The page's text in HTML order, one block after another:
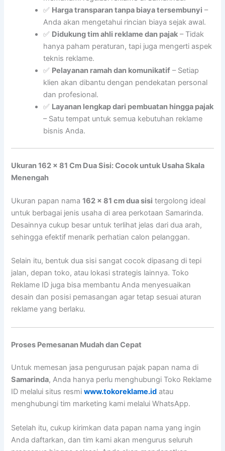
✅ Harga transparan tanpa biaya tersembunyi –
Anda akan mengetahui rincian biaya sejak awal.
✅ Didukung tim ahli reklame dan pajak – Tidak
hanya paham peraturan, tapi juga mengerti aspek
teknis reklame.
✅ Pelayanan ramah dan komunikatif – Setiap
klien akan dibantu dengan pendekatan personal
dan profesional.
✅ Layanan lengkap dari pembuatan hingga pajak
– Satu tempat untuk semua kebutuhan reklame
bisnis Anda.
Ukuran 162 x 81 Cm Dua Sisi: Cocok untuk Usaha Skala
Menengah
Ukuran papan nama162 x 81 cm dua sisi tergolong ideal
untuk berbagai jenis usaha di area perkotaan Samarinda.
Desainnya cukup besar untuk terlihat jelas dari dua arah,
sehingga efektif menarik perhatian calon pelanggan.
Selain itu, bentuk dua sisi sangat cocok dipasang di tepi
jalan, depan toko, atau lokasi strategis lainnya. Toko
Reklame ID juga bisa membantu Anda menyesuaikan
desain dan posisi pemasangan agar tetap sesuai aturan
reklame yang berlaku.
Proses Pemesanan Mudah dan Cepat
Untuk memesan jasa pengurusan pajak papan nama di
Samarinda, Anda hanya perlu menghubungi Toko Reklame
ID melalui situs resmiwww.tokoreklame.id atau
menghubungi tim marketing kami melalui WhatsApp.
Setelah itu, cukup kirimkan data papan nama yang ingin
Anda daftarkan, dan tim kami akan mengurus seluruh